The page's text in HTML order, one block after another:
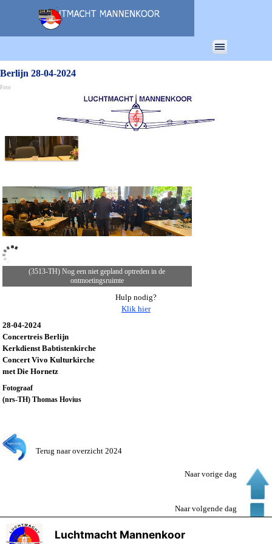
Berlijn 28-04-2024
Foto
(3513-TH) Nog een niet gepland optreden in de
ontmoetingsruimte
Hulp nodig?
Klik hier
28-04-2024
Concertreis Berlijn
Kerkdienst Babtistenkirche
Concert Vivo Kulturkirche
met Die Hornetz
Fotograaf
(nrs-TH) Thomas Hovius
Terug naar overzicht 2024
Naar vorige dag
Naar volgende dag
Luchtmacht Mannenkoor
X